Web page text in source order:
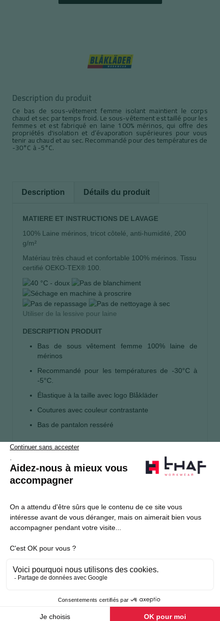
Description du produit
Ce bas de sous-vêtement femme isolant maintient le corps
chaud et sec par temps froid. Le sous-vêtement est taillé pour les
femmes et est fabriqué en laine 100% mérinos, qui offre des
propriétés d'isolation et d’évaporation supérieures pour vous
tenir au chaud et au sec. Recommandé pour des températures de
-30°C à -5°C.
Description Détails du produit
MATIERE ET INSTRUCTIONS DE LAVAGE
100% Laine mérinos, tricot côtelé, anti-humidité, 200
g/m²
Matériau très chaud et confortable 100% mérinos. Tissu
certifié OEKO-TEX® 100.
Utiliser de la lessive pour laine
DESCRIPTION PRODUIT
Bas de sous vêtement femme 100% laine de
mérinos
Recommandé pour les températures de -30°C à
-5°C.
Élastique à la taille avec logo Blåkläder
Coutures avec couleur contrastante
Bas de pantalon resséré
Je souhaite m'inscrire à la newsletter Thaf Workwear
Produits THAF